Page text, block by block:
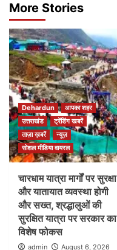
More Stories
Dehardun
आपका शहर
उत्तराखंड
ट्रेंडिंग खबरें
ताज़ा ख़बरें
न्यूज़
सोशल मीडिया वायरल
चारधाम यात्रा मार्गों पर सुरक्षा
और यातायात व्यवस्था होगी
और सख्त, श्रद्धालुओं की
सुरक्षित यात्रा पर सरकार का
विशेष फोकस
admin August 6, 2026